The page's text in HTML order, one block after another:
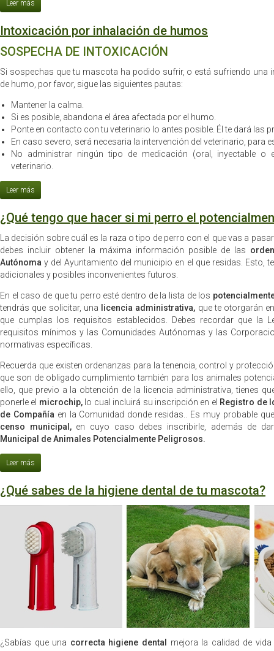
Intoxicación por inhalación de humos
SOSPECHA DE INTOXICACIÓN
Si sospechas que tu mascota ha podido sufrir, o está sufriendo una
de humo, por favor, sigue las siguientes pautas:
Mantener la calma.
Si es posible, abandona el área afectada por el humo.
Ponte en contacto con tu veterinario lo antes posible. Él te dará las
En caso severo, será necesaria la intervención del veterinario, para
No administrar ningún tipo de medicación (oral, inyectable o
veterinario.
¿Qué tengo que hacer si mi perro el
La decisión sobre cuál es la raza o tipo de perro con el que vas a
debes incluir obtener la máxima información posible de las
Autónoma y del Ayuntamiento del municipio en el que residas. Esto,
adicionales y posibles inconvenientes futuros.
En el caso de que tu perro esté dentro de la lista de los
tendrás que solicitar, una
licencia administrativa, que te otorgarán
que cumplas los requisitos establecidos. Debes recordar que la
requisitos mínimos y las Comunidades Autónomas y las
normativas específicas.
Recuerda que existen ordenanzas para la tenencia, control y
que son de obligado cumplimiento también para los animales
ello, que previo a la obtención de la licencia administrativa, tienes
ponerle el microchip,lo cual incluirá su inscripción en el Registro de
de Compañíaen la Comunidad donde residas.. Es muy probable
censo municipal,en cuyo caso debes inscribirle, además de
Municipal de Animales Potencialmente Peligrosos.
¿Qué sabes de la higiene dental de tu mascota?
¿Sabías que una correcta higiene dental
mejora la calidad de